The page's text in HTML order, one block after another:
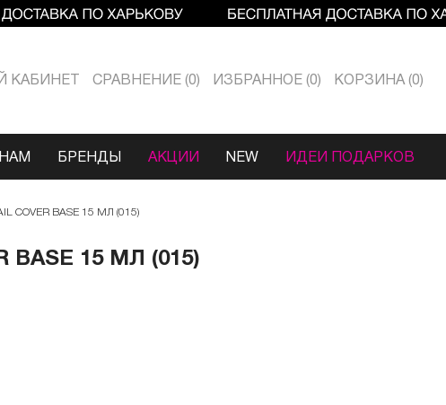
КАБИНЕТ СРАВНЕНИЕ 0 ИЗБРАННОЕ 0 КОРЗИНА 0
БРЕНДЫ АКЦИИ NEW ИДЕИ ПОДАРКОВ
COVER BASE 15 МЛ (015)
BASE 15 МЛ (015)